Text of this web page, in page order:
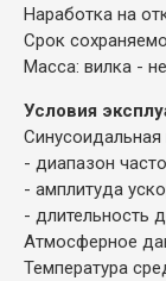
Наработка на
Срок
Масса: вилка -
Условия
Синусоидальная
- диапазон
- амплитуда
- длительность
Атмосферное
Температура